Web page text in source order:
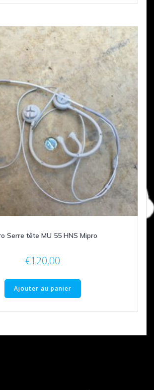
Serre tête MU 55 HNS Mipro
€120,00
Ajouter au panier